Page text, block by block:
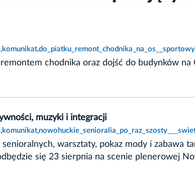
chodnika oraz dojść do budynków
muzyki i integracji
warsztaty, pokaz mody i zabawa
się 23 sierpnia na scenie plenerowej